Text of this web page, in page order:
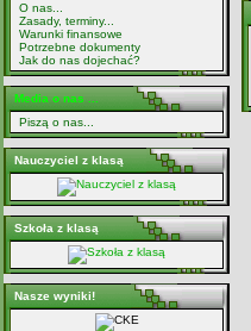
O nas...
Zasady, terminy...
Warunki finansowe
Potrzebne dokumenty
Jak do nas dojechać?
Media o nas ...
Piszą o nas...
Nauczyciel z klasą
Szkoła z klasą
Nasze wyniki!